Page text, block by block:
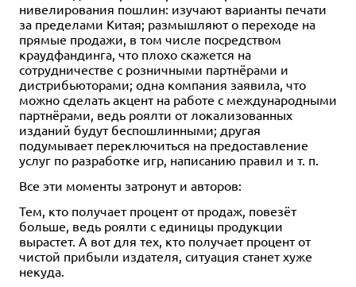
нивелирования пошлин: изучают варианты печати
за пределами Китая; размышляют о переходе на
прямые продажи, в том числе посредством
краудфандинга, что плохо скажется на
сотрудничестве с розничными партнёрами и
дистрибьюторами; одна компания заявила, что
можно сделать акцент на работе с международными
партнёрами, ведь роялти от локализованных
изданий будут беспошлинными; другая
подумывает переключиться на предоставление
услуг по разработке игр, написанию правил и т. п.
Все эти моменты затронут и авторов:
Тем, кто получает процент от продаж, повезёт
больше, ведь роялти с единицы продукции
вырастет. А вот для тех, кто получает процент от
чистой прибыли издателя, ситуация станет хуже
некуда.